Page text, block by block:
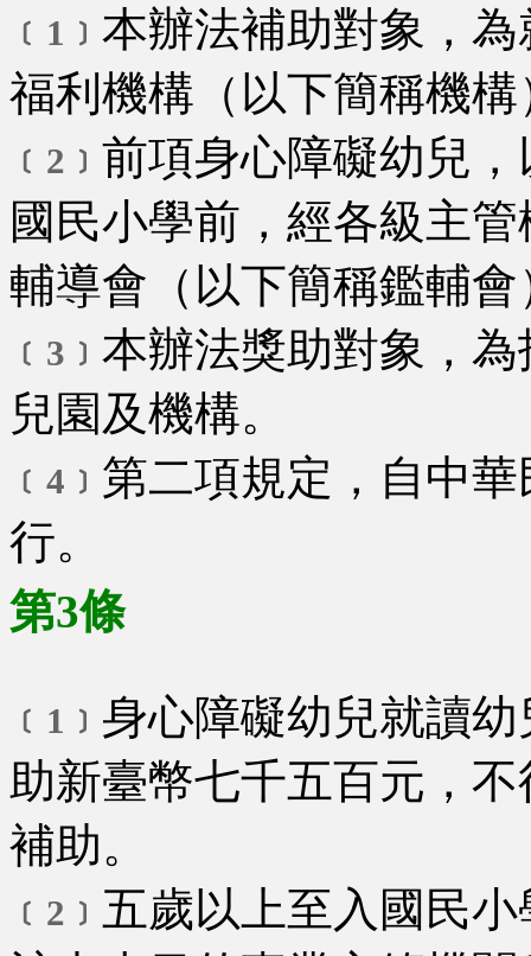
﹝1﹞ 本辦法補助對象，
福利機構（以下簡稱機
﹝2﹞ 前項身心障礙幼兒
國民小學前，經各級主
輔導會（以下簡稱鑑輔
﹝3﹞ 本辦法獎助對象，
兒園及機構。
﹝4﹞ 第二項規定，自中
行。
第3條
﹝1﹞ 身心障礙幼兒就讀
助新臺幣七千五百元，
補助。
﹝2﹞ 五歲以上至入國民